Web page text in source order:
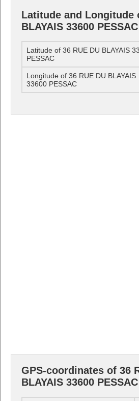
Latitude and Longitude
BLAYAIS 33600 PESSAC
Latitude of 36 RUE DU BLAYAIS
PESSAC
Longitude of 36 RUE DU BLAYAIS
33600 PESSAC
GPS-coordinates of 36
BLAYAIS 33600 PESSAC